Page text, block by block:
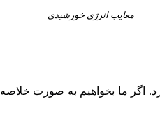
معایب انرژی خورشیدی
اگر ما بخواهیم به صورت خلاصه